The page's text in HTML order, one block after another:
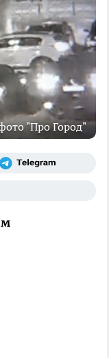
"Про Город"